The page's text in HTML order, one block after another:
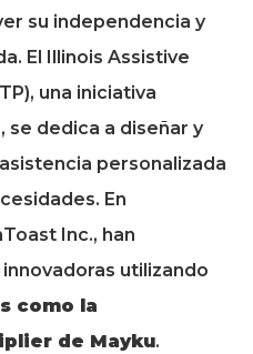
su independencia y
El Illinois Assistive
una iniciativa
se dedica a diseñar y
personalizada
En
Inc., han
utilizando
como la
de Mayku.